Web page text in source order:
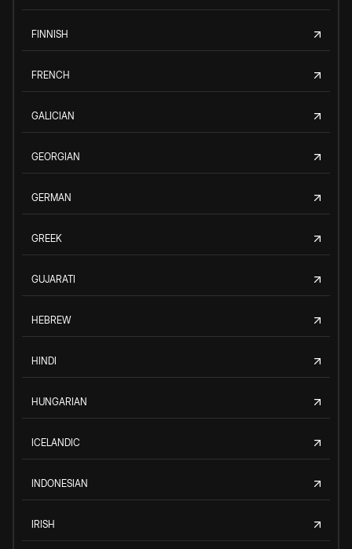
FINNISH
FRENCH
GALICIAN
GEORGIAN
GERMAN
GREEK
GUJARATI
HEBREW
HINDI
HUNGARIAN
ICELANDIC
INDONESIAN
IRISH